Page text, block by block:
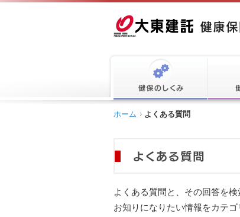
ホーム よくある質問
よくある質問と、その回答を検
お知りになりたい情報をカテ